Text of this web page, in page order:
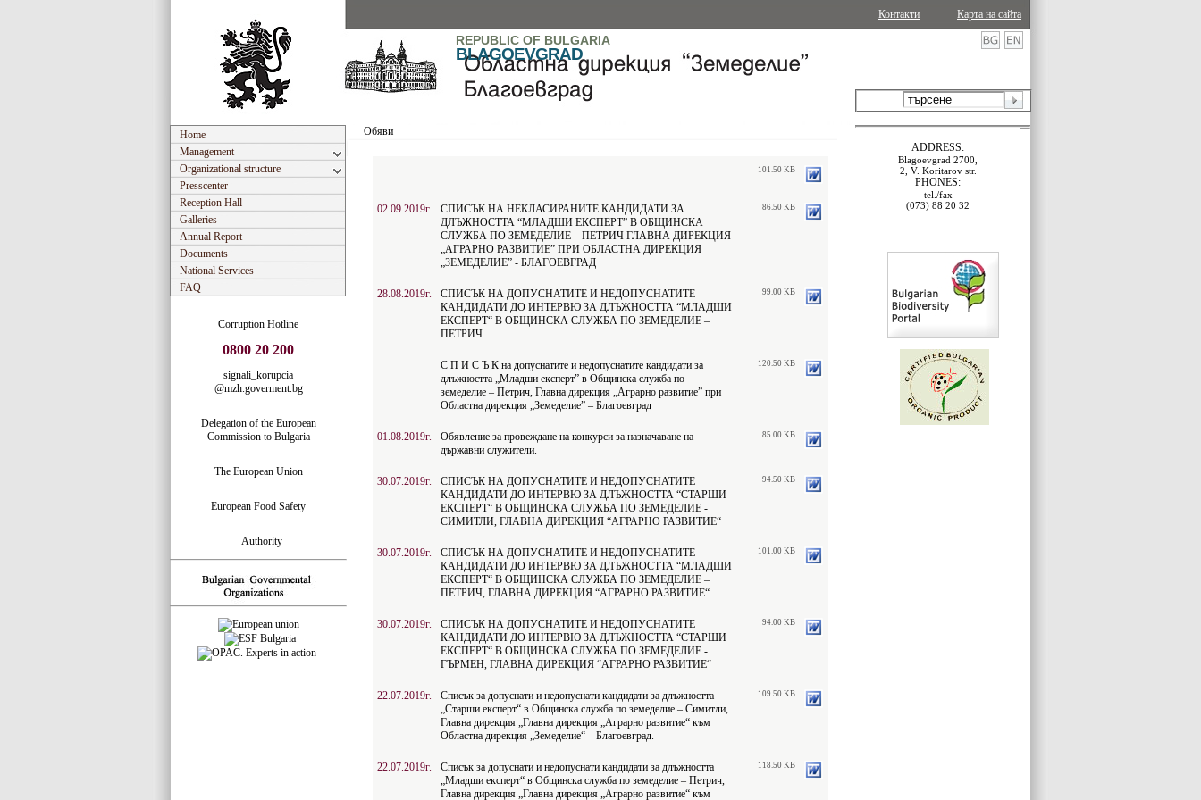
Карта на сайта
Контакти
REPUBLIC OF BULGARIA
BLAGOEVGRAD
Home
Management
Organizational structure
Presscenter
Reception Hall
Galleries
Annual Report
Documents
National Services
FAQ
Corruption Hotline
0800 20 200
signali_korupcia
@mzh.goverment.bg
Delegation of the European
Commission to Bulgaria
The European Union
European Food Safety
Authority
Обяви
101.50 KB
02.09.2019г.
СПИСЪК НА НЕКЛАСИРАНИТЕ КАНДИДАТИ ЗА
ДЛЪЖНОСТТА “МЛАДШИ ЕКСПЕРТ” В ОБЩИНСКА
СЛУЖБА ПО ЗЕМЕДЕЛИЕ – ПЕТРИЧ ГЛАВНА ДИРЕКЦИЯ
„АГРАРНО РАЗВИТИЕ” ПРИ ОБЛАСТНА ДИРЕКЦИЯ
„ЗЕМЕДЕЛИЕ” - БЛАГОЕВГРАД
86.50 KB
28.08.2019г.
СПИСЪК НА ДОПУСНАТИТЕ И НЕДОПУСНАТИТЕ
КАНДИДАТИ ДО ИНТЕРВЮ ЗА ДЛЪЖНОСТТА “МЛАДШИ
ЕКСПЕРТ“ В ОБЩИНСКА СЛУЖБА ПО ЗЕМЕДЕЛИЕ –
ПЕТРИЧ
99.00 KB
С П И С Ъ К на допуснатите и недопуснатите кандидати за
длъжността „Младши експерт” в Общинска служба по
земеделие – Петрич, Главна дирекция „Аграрно развитие” при
Областна дирекция „Земеделие” – Благоевград
120.50 KB
01.08.2019г.
Обявление за провеждане на конкурси за назначаване на
държавни служители.
85.00 KB
30.07.2019г.
СПИСЪК НА ДОПУСНАТИТЕ И НЕДОПУСНАТИТЕ
КАНДИДАТИ ДО ИНТЕРВЮ ЗА ДЛЪЖНОСТТА “СТАРШИ
ЕКСПЕРТ“ В ОБЩИНСКА СЛУЖБА ПО ЗЕМЕДЕЛИЕ -
СИМИТЛИ, ГЛАВНА ДИРЕКЦИЯ “АГРАРНО РАЗВИТИЕ“
94.50 KB
30.07.2019г.
СПИСЪК НА ДОПУСНАТИТЕ И НЕДОПУСНАТИТЕ
КАНДИДАТИ ДО ИНТЕРВЮ ЗА ДЛЪЖНОСТТА “МЛАДШИ
ЕКСПЕРТ“ В ОБЩИНСКА СЛУЖБА ПО ЗЕМЕДЕЛИЕ –
ПЕТРИЧ, ГЛАВНА ДИРЕКЦИЯ “АГРАРНО РАЗВИТИЕ“
101.00 KB
30.07.2019г.
СПИСЪК НА ДОПУСНАТИТЕ И НЕДОПУСНАТИТЕ
КАНДИДАТИ ДО ИНТЕРВЮ ЗА ДЛЪЖНОСТТА “СТАРШИ
ЕКСПЕРТ“ В ОБЩИНСКА СЛУЖБА ПО ЗЕМЕДЕЛИЕ -
ГЪРМЕН, ГЛАВНА ДИРЕКЦИЯ “АГРАРНО РАЗВИТИЕ“
94.00 KB
22.07.2019г.
Списък за допуснати и недопуснати кандидати за длъжността
„Старши експерт“ в Общинска служба по земеделие – Симитли,
Главна дирекция „Главна дирекция „Аграрно развитие“ към
Областна дирекция „Земеделие“ – Благоевград.
109.50 KB
22.07.2019г.
Списък за допуснати и недопуснати кандидати за длъжността
„Младши експерт“ в Общинска служба по земеделие – Петрич,
Главна дирекция „Главна дирекция „Аграрно развитие“ към
118.50 KB
ADDRESS:
Blagoevgrad 2700,
2, V. Koritarov str.
PHONES:
tel./fax
(073) 88 20 32